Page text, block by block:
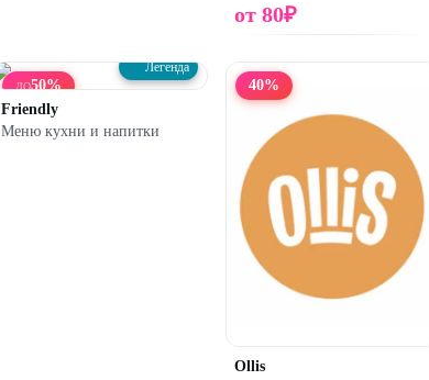
от 80₽
ДО50%
Легенда
Friendly
Меню кухни и напитки
40%
Ollis